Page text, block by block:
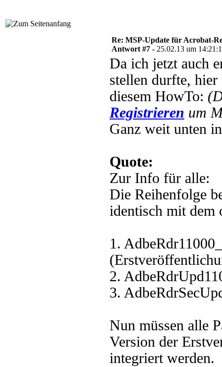
Re: MSP-Update für Acrobat-
Antwort #7 - 25.02.13 um
Da ich jetzt auch
stellen durfte, hier
diesem HowTo:
Registrieren um
Ganz weit unten
Quote:
Zur Info für alle:
Die Reihenfolge
identisch mit dem
1.
2.
3.
Nun müssen alle
Version der
integriert werden.